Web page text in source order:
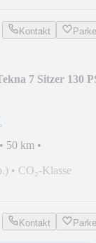
Kontakt
7 Sitzer 130
• 50 km •
• CO₂-Klasse
Kontakt